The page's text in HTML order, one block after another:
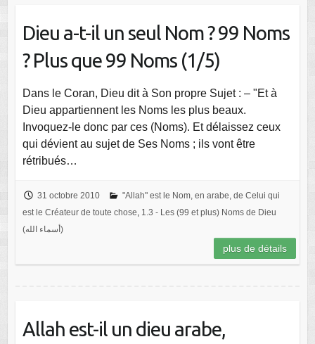
Dieu a-t-il un seul Nom ? 99 Noms
? Plus que 99 Noms (1/5)
Dans le Coran, Dieu dit à Son propre Sujet : – "Et à
Dieu appartiennent les Noms les plus beaux.
Invoquez-le donc par ces (Noms). Et délaissez ceux
qui dévient au sujet de Ses Noms ; ils vont être
rétribués…
31 octobre 2010
"Allah" est le Nom, en arabe, de Celui qui
est le Créateur de toute chose, 1.3 - Les (99 et plus) Noms de Dieu
(أسماء الله)
plus de détails
Allah est-il un dieu arabe,